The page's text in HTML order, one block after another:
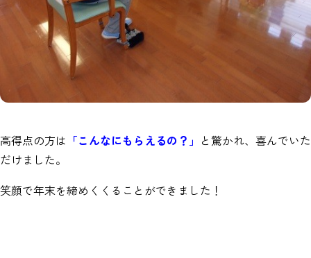
高得点の方は 「こんなにもらえるの？」 と驚かれ、喜んでいた
だけました。
笑顔で年末を締めくくることができました！